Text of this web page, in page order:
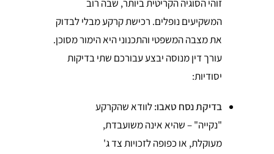
זוהי הסוגיה הקריטית ביותר, שבה רוב
המשקיעים נופלים. רכישת קרקע מבלי לבדוק
את מצבה המשפטי והתכנוני היא הימור מסוכן.
עורך דין מנוסה יבצע עבורכם שתי בדיקות
יסודיות:
בדיקת נסח טאבו:לוודא שהקרקע
"נקייה" – שהיא אינה משועבדת,
מעוקלת, או כפופה לזכויות צד ג'